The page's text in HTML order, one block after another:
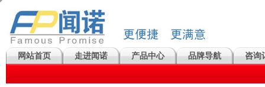
网站首页 走进闻诺 产品中心 品牌导航 咨询